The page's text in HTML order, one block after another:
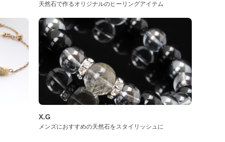
天然石で作るオリジナルのヒーリングアイテム
X.G
メンズにおすすめの天然石をスタイリッシュに